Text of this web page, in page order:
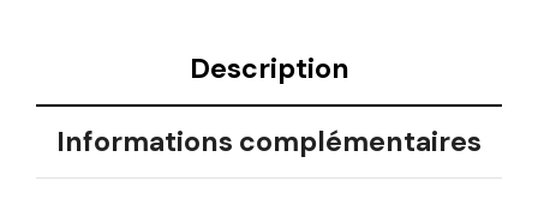
Description
Informations complémentaires